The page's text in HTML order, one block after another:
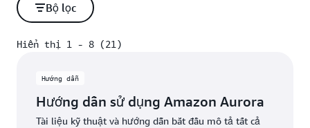
Bộ lọc
Hiển thị 1 - 8 (21)
Hướng dẫn
Hướng dẫn sử dụng Amazon Aurora
Tài liệu kỹ thuật và hướng dẫn bắt đầu mô tả tất cả